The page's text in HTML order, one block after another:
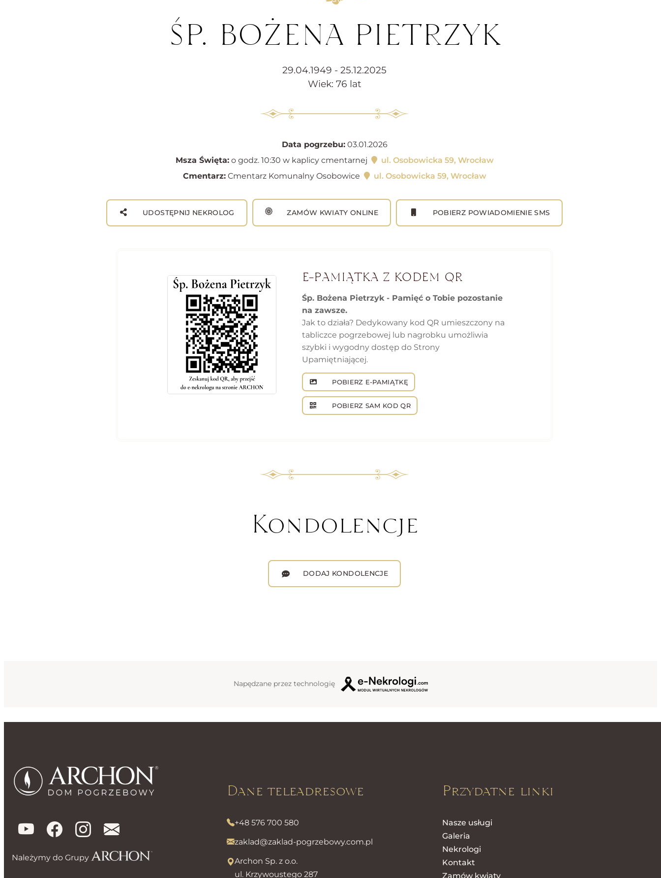
ŚP. BOŻENA PIETRZYK
29.04.1949 - 25.12.2025
Wiek: 76 lat
Data pogrzebu:03.01.2026
Msza Święta:o godz. 10:30 w kaplicy cmentarnej
ul. Osobowicka 59, Wrocław
Cmentarz:Cmentarz Komunalny Osobowice ul. Osobowicka 59, Wrocław
UDOSTĘPNIJ NEKROLOG ZAMÓW KWIATY ONLINE POBIERZ POWIADOMIENIE SMS
E-PAMIĄTKA Z KODEM QR
Śp. Bożena Pietrzyk - Pamięć o Tobie pozostanie
na zawsze.
Jak to działa? Dedykowany kod QR umieszczony na
tabliczce pogrzebowej lub nagrobku umożliwia
szybki i wygodny dostęp do Strony
Upamiętniającej.
POBIERZ E-PAMIĄTKĘ
POBIERZ SAM KOD QR
Kondolencje
DODAJ KONDOLENCJE
Napędzane przez technologię
Należymy do Grupy
Dane teleadresowe
+48 576 700 580
zaklad@zaklad-pogrzebowy.com.pl
Archon Sp. z o.o.
ul. Krzywoustego 287
Przydatne linki
Nasze usługi
Galeria
Nekrologi
Kontakt
Zamów kwiaty